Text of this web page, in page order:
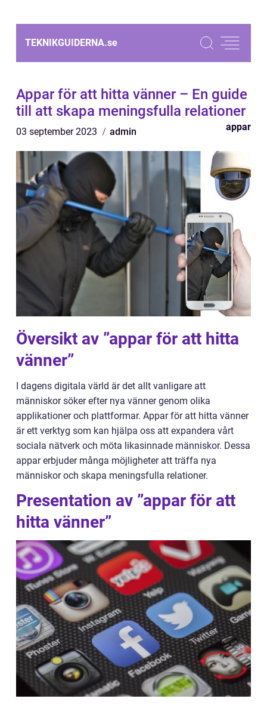
TEKNIKGUIDERNA.se
Appar för att hitta vänner – En guide
till att skapa meningsfulla relationer
03 september 2023 admin appar
Översikt av ”appar för att hitta
vänner”
I dagens digitala värld är det allt vanligare att
människor söker efter nya vänner genom olika
applikationer och plattformar. Appar för att hitta vänner
är ett verktyg som kan hjälpa oss att expandera vårt
sociala nätverk och möta likasinnade människor. Dessa
appar erbjuder många möjligheter att träffa nya
människor och skapa meningsfulla relationer.
Presentation av ”appar för att
hitta vänner”